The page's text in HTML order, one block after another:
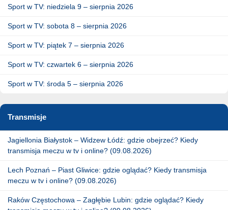
Sport w TV: niedziela 9 – sierpnia 2026
Sport w TV: sobota 8 – sierpnia 2026
Sport w TV: piątek 7 – sierpnia 2026
Sport w TV: czwartek 6 – sierpnia 2026
Sport w TV: środa 5 – sierpnia 2026
Transmisje
Jagiellonia Białystok – Widzew Łódź: gdzie obejrzeć? Kiedy
transmisja meczu w tv i online? (09.08.2026)
Lech Poznań – Piast Gliwice: gdzie oglądać? Kiedy transmisja
meczu w tv i online? (09.08.2026)
Raków Częstochowa – Zagłębie Lubin: gdzie oglądać? Kiedy